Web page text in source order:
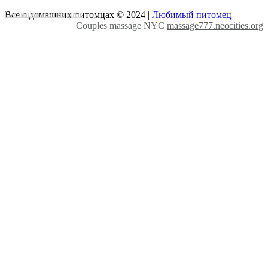
Скопировать лендинг
Все о домашних питомцах © 2024 | Любимый питомец
Couples massage NYC massage777.neocities.org